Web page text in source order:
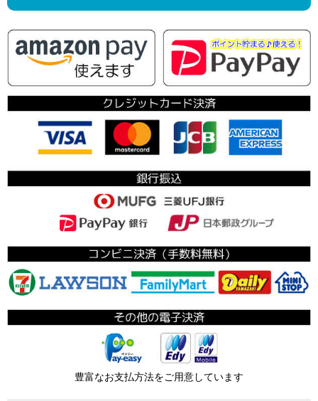
豊富なお支払方法をご用意しています